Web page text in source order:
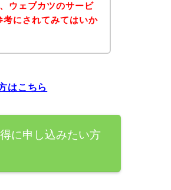
ウェブカツのサービ
考にされてみてはいか
はこちら
に申し込みたい方